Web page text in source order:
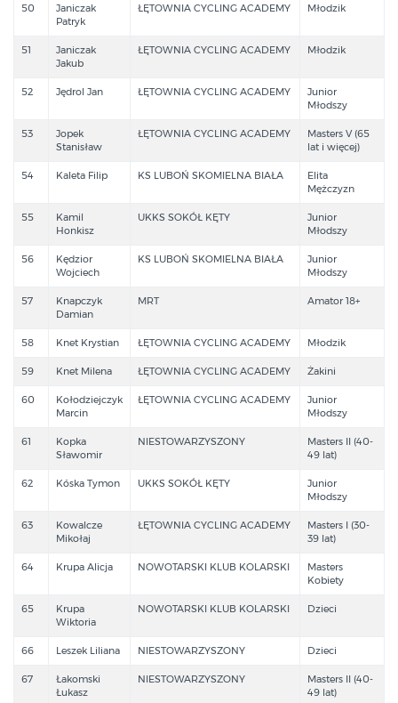
50
Janiczak
Patryk
ŁĘTOWNIA CYCLING ACADEMY Młodzik
51
Janiczak
Jakub
ŁĘTOWNIA CYCLING ACADEMY Młodzik
52 Jędrol Jan ŁĘTOWNIA CYCLING ACADEMY
Junior
Młodszy
53
Jopek
Stanisław
ŁĘTOWNIA CYCLING ACADEMY
Masters V (65
lat i więcej)
54 Kaleta Filip KS LUBOŃ SKOMIELNA BIAŁA
Elita
Mężczyzn
55
Kamil
Honkisz
UKKS SOKÓŁ KĘTY
Junior
Młodszy
56
Kędzior
Wojciech
KS LUBOŃ SKOMIELNA BIAŁA
Junior
Młodszy
57
Knapczyk
Damian
MRT Amator 18+
58 Knet Krystian ŁĘTOWNIA CYCLING ACADEMY Młodzik
59 Knet Milena ŁĘTOWNIA CYCLING ACADEMY Żakini
60
Kołodziejczyk
Marcin
ŁĘTOWNIA CYCLING ACADEMY
Junior
Młodszy
61
Kopka
Sławomir
NIESTOWARZYSZONY
Masters II (40-
49 lat)
62 Kóska Tymon UKKS SOKÓŁ KĘTY
Junior
Młodszy
63
Kowalcze
Mikołaj
ŁĘTOWNIA CYCLING ACADEMY
Masters I (30-
39 lat)
64 Krupa Alicja NOWOTARSKI KLUB KOLARSKI
Masters
Kobiety
65
Krupa
Wiktoria
NOWOTARSKI KLUB KOLARSKI Dzieci
66 Leszek Liliana NIESTOWARZYSZONY Dzieci
67
Łakomski
Łukasz
NIESTOWARZYSZONY
Masters II (40-
49 lat)